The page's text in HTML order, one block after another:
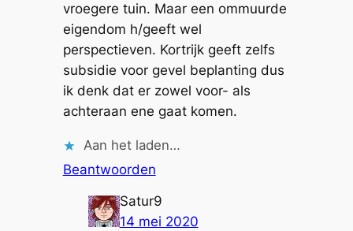
vroegere tuin. Maar een ommuurde
eigendom h/geeft wel
perspectieven. Kortrijk geeft zelfs
subsidie voor gevel beplanting dus
ik denk dat er zowel voor- als
achteraan ene gaat komen.
Aan het laden…
Beantwoorden
Satur9
14 mei 2020